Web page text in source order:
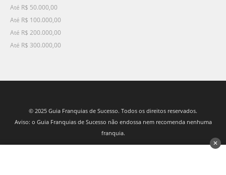
Até R$ 50.000,00
Até R$ 100.000,00
Até R$ 200.000,00
Até R$ 300.000,00
© 2025 Guia Franquias de Sucesso. Todos os direitos reservados.
Aviso: o Guia Franquias de Sucesso não endossa nem recomenda nenhuma
franquia.
✕